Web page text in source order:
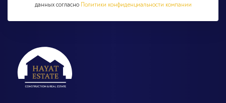
данных согласно Политики конфиденциальности компании